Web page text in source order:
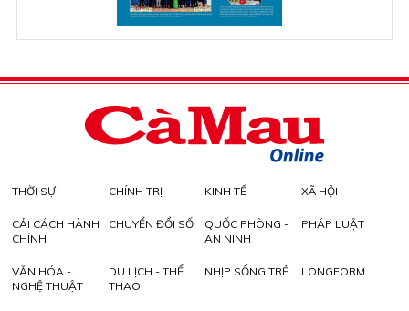
THỜI SỰ CHÍNH TRỊ KINH TẾ XÃ HỘI
CẢI CÁCH HÀNH
CHÍNH
CHUYỂN ĐỔI SỐ
QUỐC PHÒNG -
AN NINH
PHÁP LUẬT
VĂN HÓA -
NGHỆ THUẬT
DU LỊCH - THỂ
THAO
NHỊP SỐNG TRẺ LONGFORM